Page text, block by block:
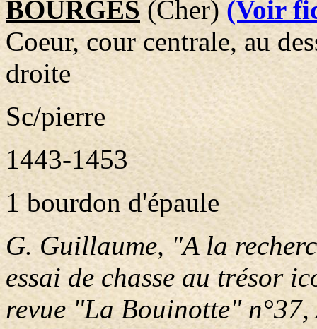
BOURGES(Cher) (Voir
Coeur, cour centrale, au
droite
Sc/pierre
1443-1453
1 bourdon d'épaule
G. Guillaume, "A la
essai de chasse au trésor
revue "La Bouinotte"